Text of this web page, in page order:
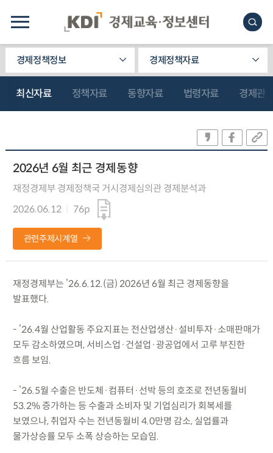
경제정책정보 경제정책자료
최신자료 정책자료 동향자료 법령자료 경제관
2026년 6월 최근 경제동향
재정경제부 경제정책국 거시경제심의관 경제분석과
2026.06.12
76p
관련주제시계열
재정경제부는 ’26.6.12.(금) 2026년 6월 최근 경제동향을
발표했다.
- ’26.4월 산업활동 주요지표는 전산업생산·설비투자·소매판매가
모두 감소하였으며, 서비스업·건설업·광공업에서 고루 부진한
흐름 보임.
- ’26.5월 수출은 반도체·컴퓨터·선박 등의 호조로 전년동월비
53.2% 증가하는 등 수출과 소비자 및 기업심리가 회복세를
보였으나, 취업자 수는 전년동월비 4.0만명 감소, 실업률과
물가상승률 모두 소폭 상승하는 모습임.